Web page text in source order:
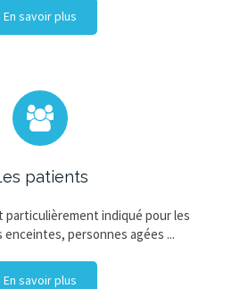
En savoir plus
patients
particulièrement indiqué pour les
personnes agées ...
En savoir plus